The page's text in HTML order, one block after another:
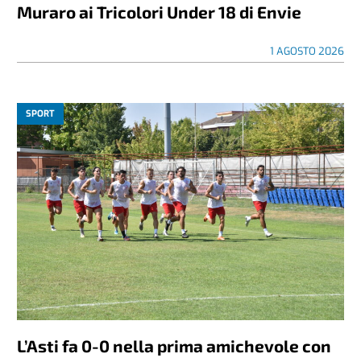
Muraro ai Tricolori Under 18 di Envie
1 AGOSTO 2026
SPORT
L’Asti fa 0-0 nella prima amichevole con